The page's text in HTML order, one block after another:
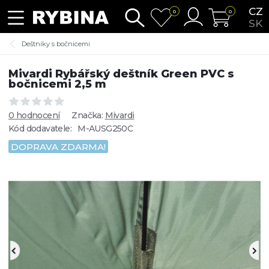
CZ
SK
0 0
Deštníky s bočnicemi
Mivardi Rybářský deštník Green PVC s
bočnicemi 2,5 m
0 hodnocení Značka: Mivardi
Kód dodavatele: M-AUSG250C
DOPRAVA ZDARMA!